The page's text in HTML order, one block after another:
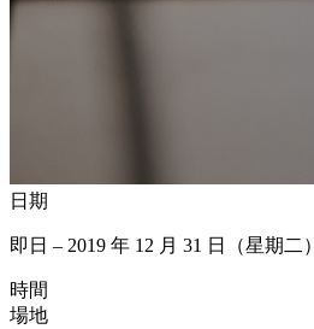
日期
即日 – 2019 年 12 月 31 日（星期二）
時間
場地